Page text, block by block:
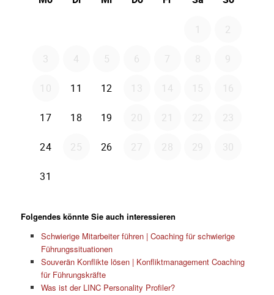
Folgendes könnte Sie auch interessieren
Schwierige Mitarbeiter führen | Coaching für schwierige
Führungssituationen
Souverän Konflikte lösen | Konfliktmanagement Coaching
für Führungskräfte
Was ist der LINC Personality Profiler?